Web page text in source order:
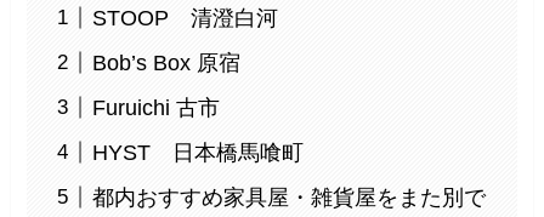
STOOP 清澄白河
Bob’s Box 原宿
Furuichi 古市
HYST 日本橋馬喰町
都内おすすめ家具屋・雑貨屋をまた別で